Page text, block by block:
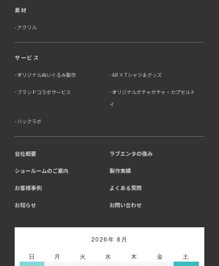
素材
アクリル
サービス
オリジナルぬいぐるみ製作 AR × Tシャツ & グッズ
ブランドコラボサービス
オリジナルガチャガチャ・カプセルト
イ
バックラボ
会社概要 ラブエンタの強み
ショールームのご案内 製作実績
お客様事例 よくある質問
お知らせ お問い合わせ
2026年 8月
日 月 火 水 木 金 土